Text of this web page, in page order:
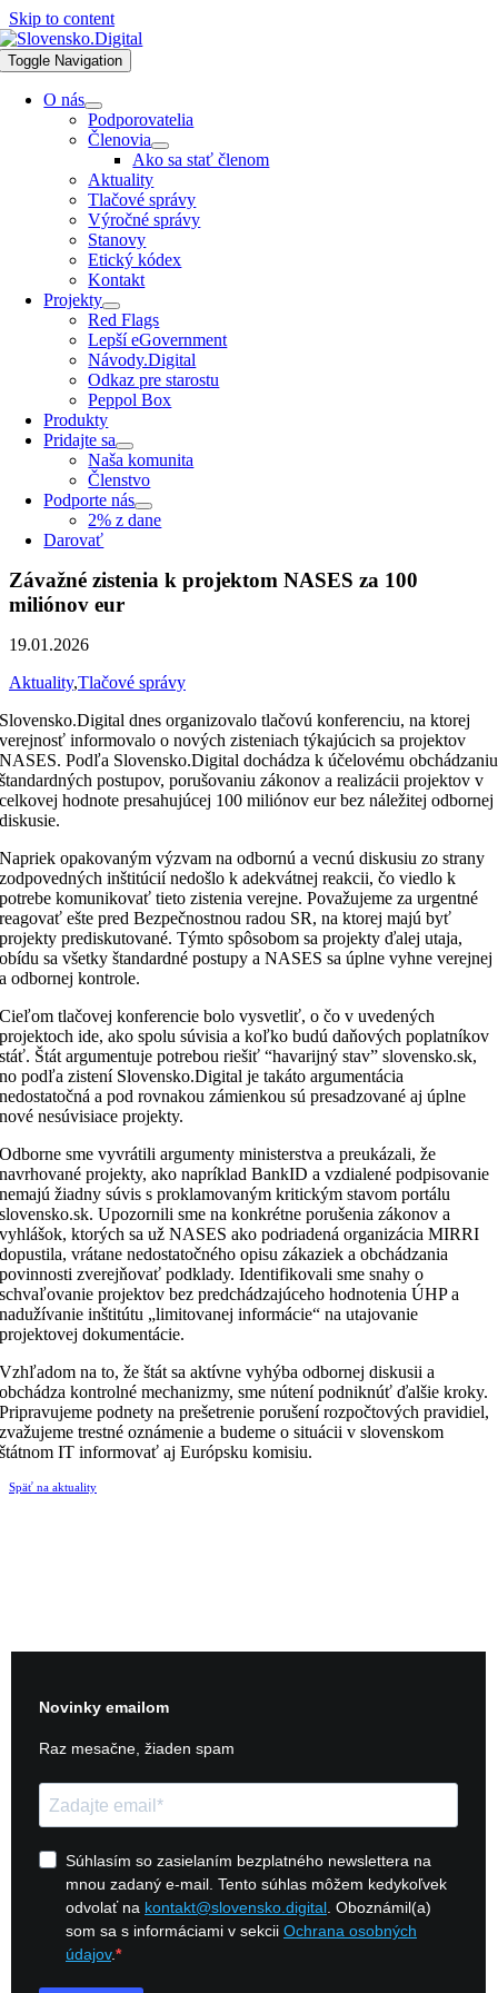
Skip to content
Toggle Navigation
O nás
Podporovatelia
Členovia
Ako sa stať členom
Aktuality
Tlačové správy
Výročné správy
Stanovy
Etický kódex
Kontakt
Projekty
Red Flags
Lepší eGovernment
Návody.Digital
Odkaz pre starostu
Peppol Box
Produkty
Pridajte sa
Naša komunita
Členstvo
Podporte nás
2% z dane
Darovať
Závažné zistenia k projektom NASES za 100
miliónov eur
19.01.2026
Aktuality,Tlačové správy
Slovensko.Digital dnes organizovalo tlačovú konferenciu, na ktorej
verejnosť informovalo onových zisteniach týkajúcich sa projektov
NASES. Podľa Slovensko.Digital dochádza k účelovému obchádzaniu
štandardných postupov, porušovaniu zákonov a realizácii projektov v
celkovej hodnote presahujúcej 100 miliónov eur bez náležitej odbornej
diskusie.
Napriek opakovaným výzvam na odbornú a vecnú diskusiu zo strany
zodpovedných inštitúcií nedošlo k adekvátnej reakcii, čo viedlo k
potrebe komunikovať tieto zistenia verejne. Považujeme za urgentné
reagovať ešte pred Bezpečnostnou radou SR, na ktorej majú byť
projekty prediskutované. Týmto spôsobom sa projekty ďalej utaja,
obídu sa všetky štandardné postupy a NASES sa úplne vyhne verejnej
a odbornej kontrole.
Cieľom tlačovej konferencie bolo vysvetliť, o čo v uvedených
projektoch ide, ako spolu súvisia a koľko budú daňových poplatníkov
stáť. Štát argumentuje potrebou riešiť “havarijný stav” slovensko.sk,
no podľa zistení Slovensko.Digital je takáto argumentácia
nedostatočná a pod rovnakou zámienkou sú presadzované aj úplne
nové nesúvisiace projekty.
Odborne sme vyvrátili argumenty ministerstva a preukázali, že
navrhované projekty, ako napríklad BankID a vzdialené podpisovanie
nemajú žiadny súvis s proklamovaným kritickým stavom portálu
slovensko.sk. Upozornili sme na konkrétne porušenia zákonov a
vyhlášok, ktorých sa už NASES ako podriadená organizácia MIRRI
dopustila, vrátane nedostatočného opisu zákaziek a obchádzania
povinnosti zverejňovať podklady. Identifikovali sme snahy o
schvaľovanie projektov bez predchádzajúceho hodnotenia ÚHP a
nadužívanie inštitútu „limitovanej informácie“ na utajovanie
projektovej dokumentácie.
Vzhľadom na to, že štát sa aktívne vyhýba odbornej diskusii a
obchádza kontrolné mechanizmy, sme nútení podniknúť ďalšie kroky.
Pripravujeme podnety na prešetrenie porušení rozpočtových pravidiel,
zvažujeme trestné oznámenie a budeme o situácii v slovenskom
štátnom IT informovať aj Európsku komisiu.
Späť na aktuality